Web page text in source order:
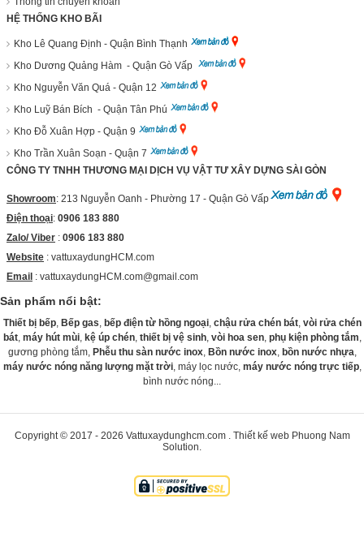
HỆ THỐNG KHO BÃI
Kho Lê Quang Định - Quận Bình Thạnh
Kho Dương Quảng Hàm - Quận Gò Vấp
Kho Nguyễn Văn Quá - Quận 12
Kho Luỹ Bán Bích - Quận Tân Phú
Kho Đỗ Xuân Hợp - Quận 9
Kho Trần Xuân Soạn - Quận 7
CÔNG TY TNHH THƯƠNG MẠI DỊCH VỤ VẬT TƯ XÂY DỰNG SÀI GÒN
Showroom: 213 Nguyễn Oanh - Phường 17 - Quận Gò Vấp
Điện thoại: 0906 183 880
Zalo/ Viber : 0906 183 880
Website : vattuxaydungHCM.com
Email : vattuxaydungHCM.com@gmail.com
Sản phẩm nổi bật:
Thiết bị bếp, Bếp gas, bếp điện từ hồng ngoại, chậu rửa chén bát, vòi rửa chén
bát, máy hút mùi, kệ úp chén, thiết bị vệ sinh, vòi hoa sen, phụ kiện phòng tắm,
gương phòng tắm, Phễu thu sàn nước inox, Bồn nước inox, bồn nước nhựa,
máy nước nóng năng lượng mặt trời, máy lọc nước, máy nước nóng trực tiếp,
bình nước nóng...
Copyright © 2017 - 2026 Vattuxaydunghcm.com. Thiết kế web Phuong Nam
Solution.